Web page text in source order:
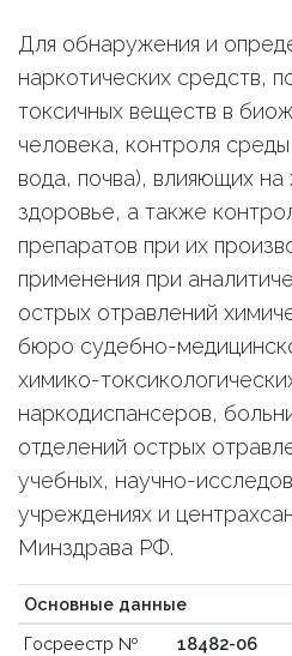
Для обнаружения и
наркотических средств,
токсичных веществ в
человека, контроля
вода, почва), влияющих
здоровье, а также
препаратов при их
применения при
острых отравлений
бюро судебно-
химико-
наркодиспансеров,
отделений острых
учебных, научно-
учреждениях и
Минздрава РФ.
Основные данные
Госреестр №
18482-06